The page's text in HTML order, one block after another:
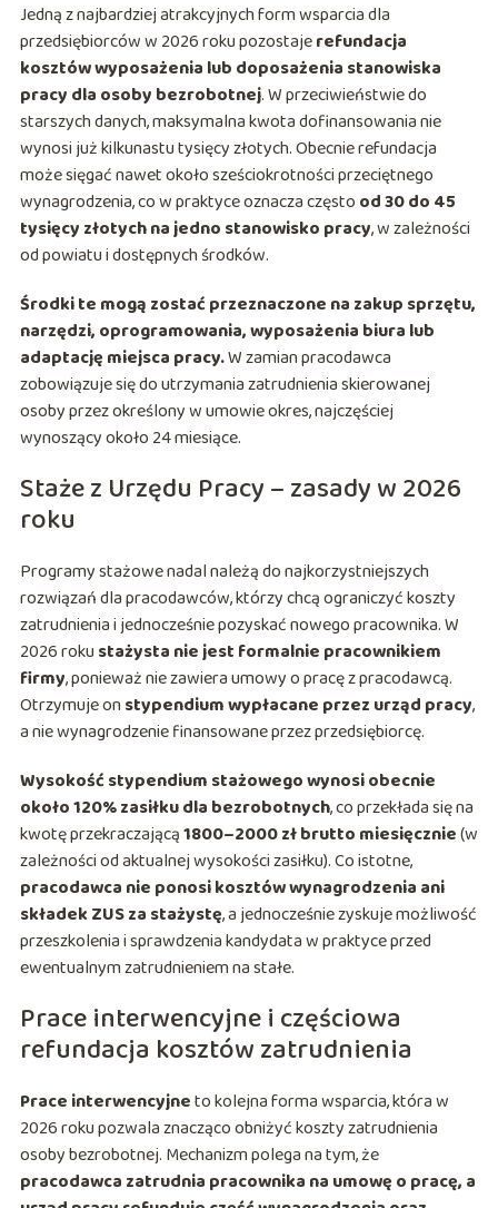
Jedną z najbardziej atrakcyjnych form wsparcia dla
przedsiębiorców w 2026 roku pozostajerefundacja
kosztów wyposażenia lub doposażenia stanowiska
pracy dla osoby bezrobotnej. W przeciwieństwie do
starszych danych, maksymalna kwota dofinansowania nie
wynosi już kilkunastu tysięcy złotych. Obecnie refundacja
może sięgać nawet około sześciokrotności przeciętnego
wynagrodzenia, co w praktyce oznacza często od 30 do 45
tysięcy złotych na jedno stanowisko pracy, w zależności
od powiatu i dostępnych środków.
Środki te mogą zostać przeznaczone na zakup sprzętu,
narzędzi, oprogramowania, wyposażenia biura lub
adaptację miejsca pracy.W zamian pracodawca
zobowiązuje się do utrzymania zatrudnienia skierowanej
osoby przez określony w umowie okres, najczęściej
wynoszący około 24 miesiące.
Staże z Urzędu Pracy – zasady w 2026
roku
Programy stażowe nadal należą do najkorzystniejszych
rozwiązań dla pracodawców, którzy chcą ograniczyć koszty
zatrudnienia i jednocześnie pozyskać nowego pracownika. W
2026 rokustażysta nie jest formalnie pracownikiem
firmy, ponieważ nie zawiera umowy o pracę z pracodawcą.
Otrzymuje onstypendium wypłacane przez urząd pracy,
a nie wynagrodzenie finansowane przez przedsiębiorcę.
Wysokość stypendium stażowego wynosi obecnie
około 120% zasiłku dla bezrobotnych, co przekłada się na
kwotę przekraczającą1800–2000 zł brutto miesięcznie(w
zależności od aktualnej wysokości zasiłku). Co istotne,
pracodawca nie ponosi kosztów wynagrodzenia ani
składek ZUS za stażystę, a jednocześnie zyskuje możliwość
przeszkolenia i sprawdzenia kandydata w praktyce przed
ewentualnym zatrudnieniem na stałe.
Prace interwencyjne i częściowa
refundacja kosztów zatrudnienia
Prace interwencyjneto kolejna forma wsparcia, która w
2026 roku pozwala znacząco obniżyć koszty zatrudnienia
osoby bezrobotnej. Mechanizm polega na tym, że
pracodawca zatrudnia pracownika na umowę o pracę, a